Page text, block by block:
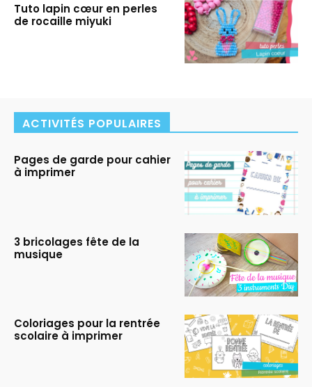
Tuto lapin cœur en perles
de rocaille miyuki
ACTIVITÉS POPULAIRES
Pages de garde pour cahier
à imprimer
3 bricolages fête de la
musique
Coloriages pour la rentrée
scolaire à imprimer